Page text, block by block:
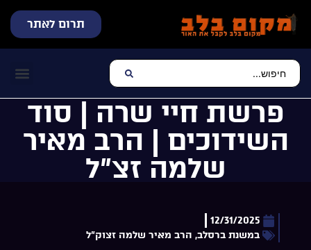
תרום לאתר
פרשת חיי שרה | סוד
השידוכים | הרב מאיר
שלמה זצ”ל
12/31/2025
במשנת ברסלב, הרב מאיר שלמה זצוק"ל